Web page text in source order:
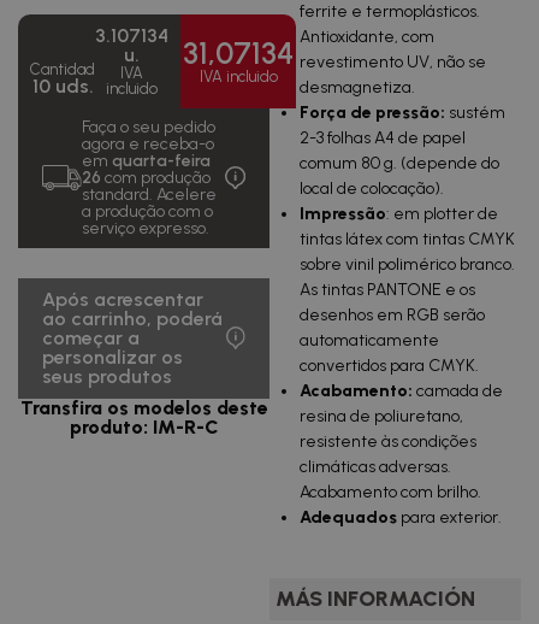
1000
uds.
0,59
€/u.
585,92 €
incluido
uds.
0,53
IVA
incluido
5000
uds.
0,51
€/u.
2 538,98
€
IVA incluido
uds.
€/u.
4 882,64
25000
uds.
0,44
€/u.
11 096,93
IVA incluido
Cantidad
10 uds.
3.107134
u.
IVA
incluido
31,07134
IVA incluido
Faça o seu pedido
agora e receba-o
emquarta-feira
26 com produção
standard. Acelere
a produção com o
serviço expresso.
Após acrescentar
ao carrinho, poderá
começar a
personalizar os
seus produtos
Transfira os modelos deste
produto: IM-R-C
ferrite e termoplásticos.
Antioxidante, com
revestimento UV, não se
desmagnetiza.
Força de pressão: sustém
2-3 folhas A4 de papel
comum 80 g. (depende do
local de colocação).
Impressão: em plotter de
tintas látex com tintas CMYK
sobre vinil polimérico branco.
As tintas PANTONE e os
desenhos em RGB serão
automaticamente
convertidos para CMYK.
Acabamento: camada de
resina de poliuretano,
resistente às condições
climáticas adversas.
Acabamento com brilho.
Adequados para exterior.
MÁS INFORMACIÓN